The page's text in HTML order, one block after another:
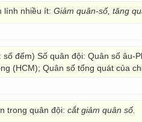
lính nhiều ít: Giảm quân-số, tăng
số đếm) Số quân đội: Quân số âu-
(HCM); Quân số tổng quát của
trong quân đội: cắt giảm quân số.